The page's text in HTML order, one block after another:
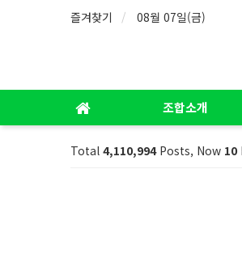
즐겨찾기 08월 07일(금)
조합소개
Total 4,110,994Posts, Now 10